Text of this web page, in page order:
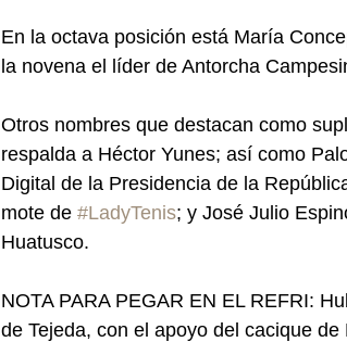
En la octava posición está María
la novena el líder de Antorcha
Otros nombres que destacan como
respalda a Héctor Yunes; así como
Digital de la Presidencia de la
mote de #LadyTenis; y José Julio
Huatusco.
NOTA PARA PEGAR EN EL REFRI:
de Tejeda, con el apoyo del cacique